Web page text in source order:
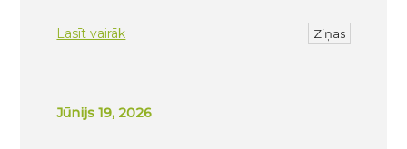
Lasīt vairāk Ziņas
Jūnijs 19, 2026